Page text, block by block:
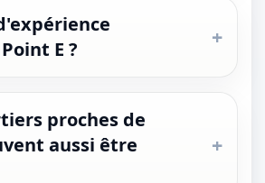
E ?
proches de
aussi être